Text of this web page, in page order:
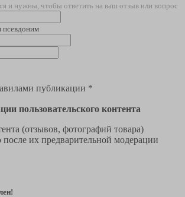
и нужны, чтобы ответить на ваш отзыв или вопрос
псевдоним
публикации *
пользовательского контента
(отзывов, фотографий товара)
после их предварительной модерации